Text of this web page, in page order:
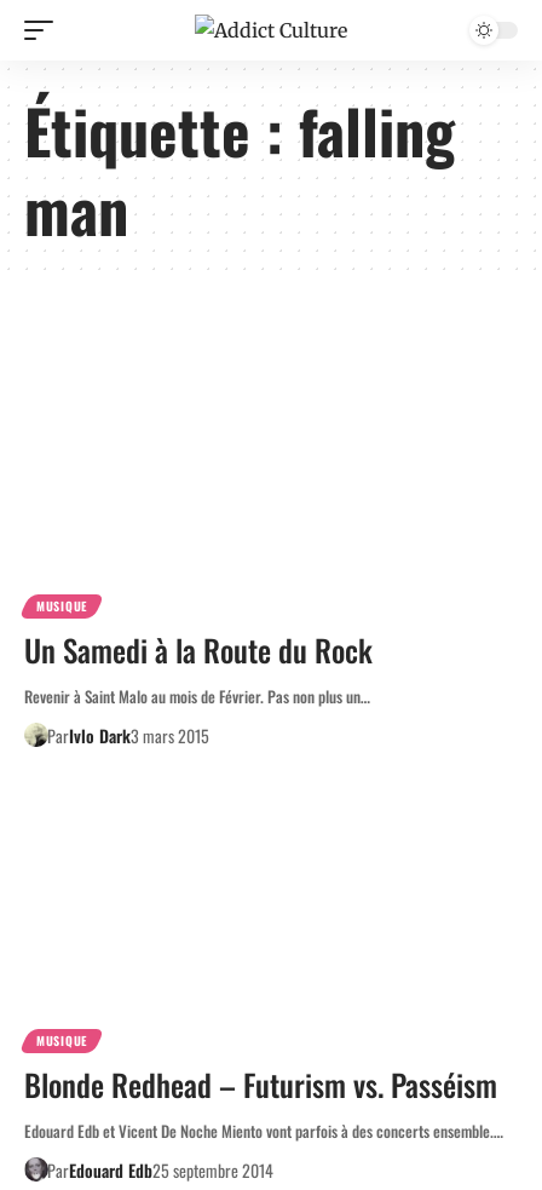
Étiquette :falling
man
MUSIQUE
Un Samedi à la Route du Rock
Revenir à Saint Malo au mois de Février. Pas non plus un…
ParIvlo Dark3 mars 2015
MUSIQUE
Blonde Redhead – Futurism vs. Passéism
Edouard Edb et Vicent De Noche Miento vont parfois à des concerts ensemble.…
ParEdouard Edb25 septembre 2014